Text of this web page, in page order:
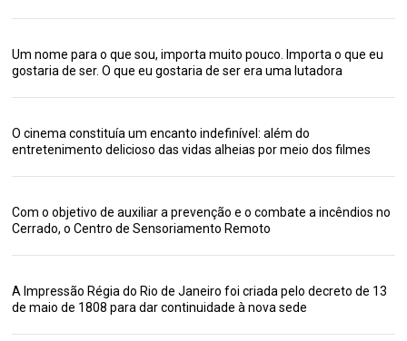
Um nome para o que sou, importa muito pouco. Importa o que eu
gostaria de ser. O que eu gostaria de ser era uma lutadora
O cinema constituía um encanto indefinível: além do
entretenimento delicioso das vidas alheias por meio dos filmes
Com o objetivo de auxiliar a prevenção e o combate a incêndios no
Cerrado, o Centro de Sensoriamento Remoto
A Impressão Régia do Rio de Janeiro foi criada pelo decreto de 13
de maio de 1808 para dar continuidade à nova sede